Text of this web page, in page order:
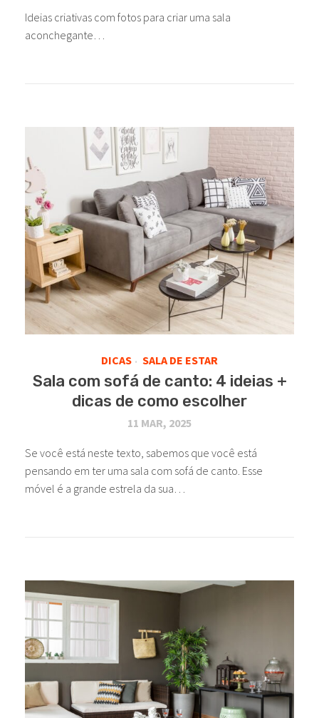
Ideias criativas com fotos para criar uma sala
aconchegante…
DICAS • SALA DE ESTAR
Sala com sofá de canto: 4 ideias +
dicas de como escolher
11 MAR, 2025
Se você está neste texto, sabemos que você está
pensando em ter uma sala com sofá de canto. Esse
móvel é a grande estrela da sua…